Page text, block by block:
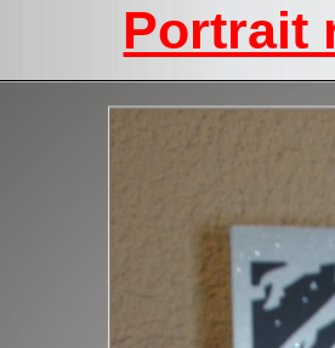
Portrait